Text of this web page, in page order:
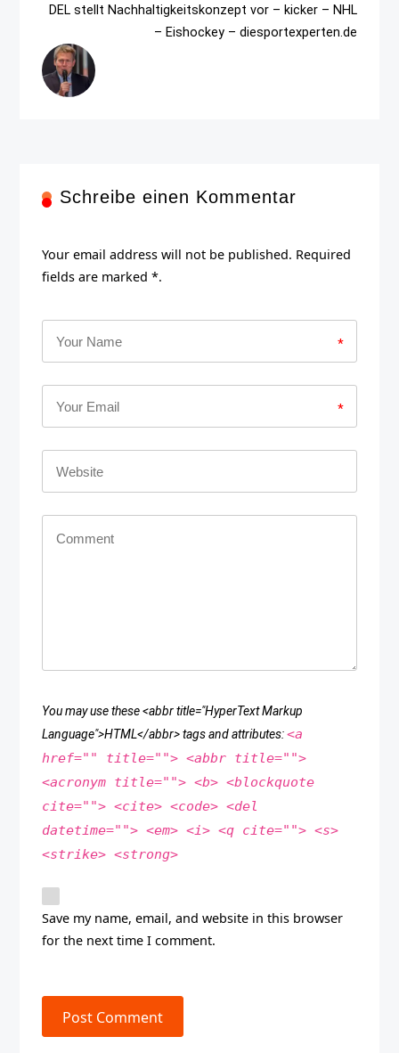
DEL stellt Nachhaltigkeitskonzept vor – kicker – NHL
– Eishockey – diesportexperten.de
Schreibe einen Kommentar
Your email address will not be published. Required
fields are marked *.
*
*
You may use these <abbr title="HyperText Markup
Language">HTML</abbr> tags and attributes:<a
href="" title=""> <abbr title="">
<acronym title=""> <b> <blockquote
cite=""> <cite> <code> <del
datetime=""> <em> <i> <q cite=""> <s>
<strike> <strong>
Save my name, email, and website in this browser
for the next time I comment.
Post Comment